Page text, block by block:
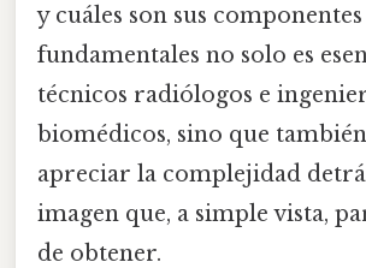
y cuáles son sus componentes
fundamentales no solo es
técnicos radiólogos e
biomédicos, sino que
apreciar la complejidad
imagen que, a simple vista,
de obtener.